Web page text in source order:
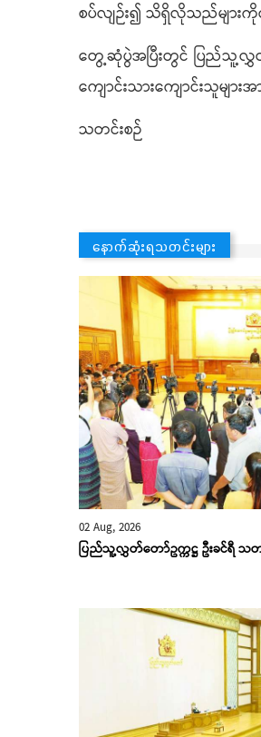
စပ်လျဉ်း၍ သိရှိလိုသည်များကို
တွေ့ဆုံပွဲအပြီးတွင် ပြည်သူ့လွှတ်တ
ကျောင်းသားကျောင်းသူမျာ
သတင်းစဉ်
နောက်ဆုံးရသတင်းများ
02 Aug, 2026
ပြည်သူ့လွှတ်တော်ဥက္ကဋ္ဌ ဦးခင်ရီ သ